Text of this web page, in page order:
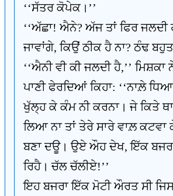
‘‘ਸੱਤਰ ਕੋਪੇਕ।’’
‘‘ਅੱਛਾ! ਐਨੇ? ਅੱਜ ਤਾਂ ਫਿਰ ਜਲਦੀ
ਜਾਵਾਂਗੇ, ਕਿਉਂ ਠੀਕ ਹੈ ਨਾ? ਠੰਢ ਬਹੁਤ
‘‘ਐਨੀ ਵੀ ਕੀ ਜਲਦੀ ਹੈ,’’
ਪਾਣੀ ਫੇਰਦਿਆਂ ਕਿਹਾ: ‘‘ਨਾਲ਼ੇ
ਖੁੱਲ੍ਹ ਕੇ ਕੰਮ ਨੀ ਕਰਨਾ। ਜੇ ਕਿਤੇ
ਲਿਆ ਨਾ ਤਾਂ ਤੇਰੇ ਸਾਰੇ ਵਾਲ਼ ਕਟਵਾ
ਬਣਾ ਦਊ। ਉਏ ਔਹ ਦੇਖ, ਇੱਕ
ਰਿਹੈ। ਚੱਲ ਚੱਲੀਏ!’’
ਇਹ ਬਜਰਾ ਇੱਕ ਮੋਟੀ ਔਰਤ ਸੀ